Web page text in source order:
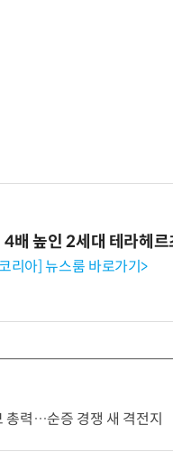
4배 높인 2세대 테라헤
리아] 뉴스룸 바로가기>
총력…순증 경쟁 새 격전지